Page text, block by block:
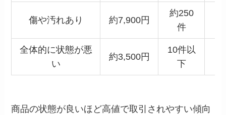
傷や汚れあり 約7,900円
約250
件
全体的に状態が悪
い
約3,500円
10件以
下
商品の状態が良いほど高値で取引されやすい傾向